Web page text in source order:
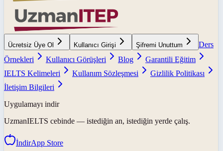
Ücretsiz Üye Ol Kullanıcı Girişi Şifremi Unuttum
Ders
Örnekleri
Kullanıcı Görüşleri Blog
Garantili Eğitim
IELTS Kelimeleri
Kullanım Sözleşmesi
Gizlilik Politikası
İletişim Bilgileri
Uygulamayı indir
UzmanIELTS cebinde — istediğin an, istediğin yerde çalış.
İndirApp Store